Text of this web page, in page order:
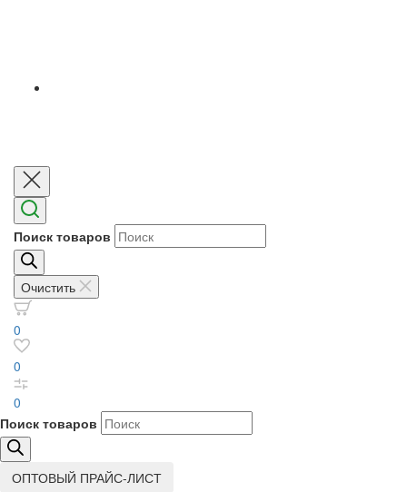
Поиск товаров
Очистить
0
0
0
Поиск товаров
ОПТОВЫЙ ПРАЙС-ЛИСТ